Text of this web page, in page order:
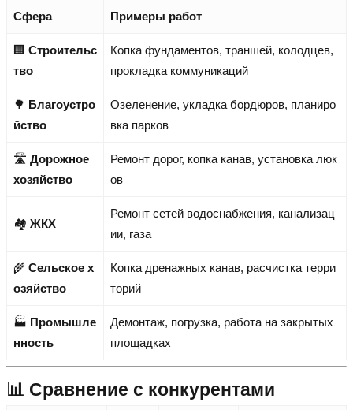
Сфера Примеры работ
🏢 Строительс
тво
Копка фундаментов, траншей, колодцев,
прокладка коммуникаций
🌳 Благоустро
йство
Озеленение, укладка бордюров, планиро
вка парков
🛣️ Дорожное
хозяйство
Ремонт дорог, копка канав, установка люк
ов
🏘️ ЖКХ
Ремонт сетей водоснабжения, канализац
ии, газа
🌾 Сельское х
озяйство
Копка дренажных канав, расчистка терри
торий
🏭 Промышле
нность
Демонтаж, погрузка, работа на закрытых
площадках
📊 Сравнение с конкурентами